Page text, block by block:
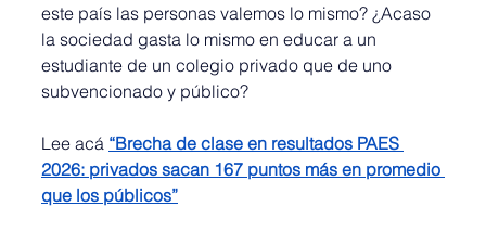
este país las personas valemos lo mismo? ¿Acaso
la sociedad gasta lo mismo en educar a un
estudiante de un colegio privado que de uno
subvencionado y público?
Lee acá “Brecha de clase en resultados PAES
2026: privados sacan 167 puntos más en promedio
que los públicos”